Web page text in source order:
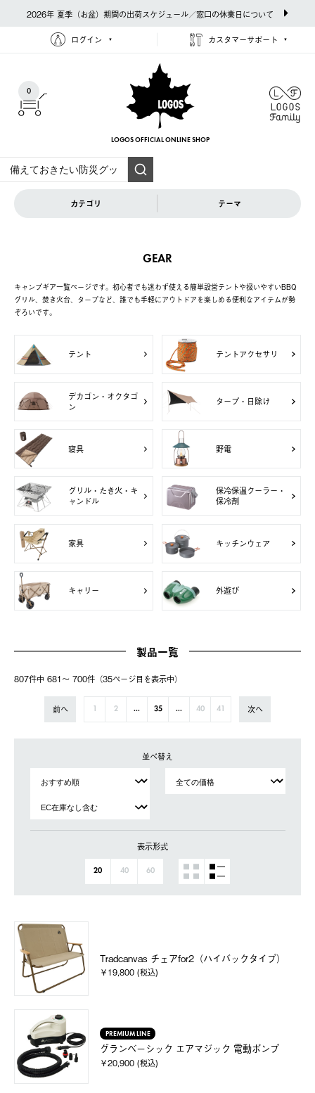
2026年 夏季（お盆）期間の出荷スケジュール／窓口の休業日について
ログイン カスタマーサポート
0
LOGOS OFFICIAL ONLINE SHOP
カテゴリ テーマ
GEAR
キャンプギア一覧ページです。初心者でも迷わず使える簡単設営テントや扱いやすいBBQ
グリル、焚き火台、タープなど、誰でも手軽にアウトドアを楽しめる便利なアイテムが勢
ぞろいです。
テント テントアクセサリ
デカゴン・オクタゴ
ン
タープ・日除け
寝具 野電
グリル・たき火・キ
ャンドル
保冷保温クーラー・
保冷剤
家具 キッチンウェア
キャリー 外遊び
製品一覧
807件中 681〜 700件（35ページ⽬を表⽰中）
前へ 2 ... 35 ... 40 41 次へ
並べ替え
表示形式
20 40 60
Tradcanvas チェアfor2（ハイバックタイプ）
￥19,800 (税込)
PREMIUM LINE
グランベーシック エアマジック 電動ポンプ
￥20,900 (税込)